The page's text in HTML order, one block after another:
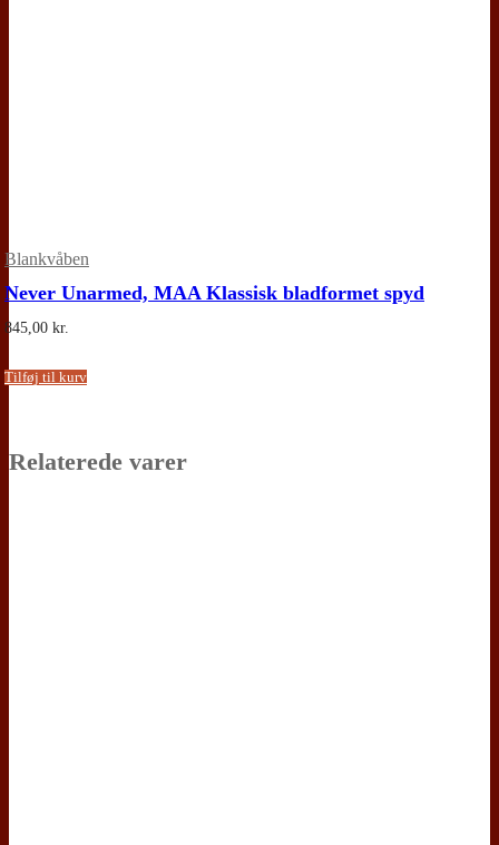
Blankvåben
Never Unarmed, MAA Klassisk bladformet spyd
845,00 kr.
Tilføj til kurv
Relaterede varer